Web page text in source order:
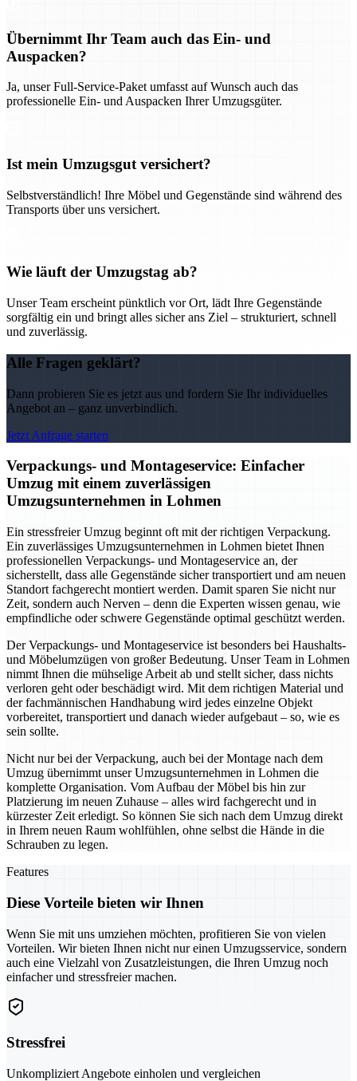
Übernimmt Ihr Team auch das Ein- und
Auspacken?
Ja, unser Full-Service-Paket umfasst auf Wunsch auch das
professionelle Ein- und Auspacken Ihrer Umzugsgüter.
Ist mein Umzugsgut versichert?
Selbstverständlich! Ihre Möbel und Gegenstände sind während des
Transports über uns versichert.
Wie läuft der Umzugstag ab?
Unser Team erscheint pünktlich vor Ort, lädt Ihre Gegenstände
sorgfältig ein und bringt alles sicher ans Ziel – strukturiert, schnell
und zuverlässig.
Alle Fragen geklärt?
Dann probieren Sie es jetzt aus und fordern Sie Ihr individuelles
Angebot an – ganz unverbindlich.
Jetzt Anfrage starten
Verpackungs- und Montageservice: Einfacher
Umzug mit einem zuverlässigen
Umzugsunternehmen in Lohmen
Ein stressfreier Umzug beginnt oft mit der richtigen Verpackung.
Ein zuverlässiges Umzugsunternehmen in Lohmen bietet Ihnen
professionellen Verpackungs- und Montageservice an, der
sicherstellt, dass alle Gegenstände sicher transportiert und am neuen
Standort fachgerecht montiert werden. Damit sparen Sie nicht nur
Zeit, sondern auch Nerven – denn die Experten wissen genau, wie
empfindliche oder schwere Gegenstände optimal geschützt werden.
Der Verpackungs- und Montageservice ist besonders bei Haushalts-
und Möbelumzügen von großer Bedeutung. Unser Team in Lohmen
nimmt Ihnen die mühselige Arbeit ab und stellt sicher, dass nichts
verloren geht oder beschädigt wird. Mit dem richtigen Material und
der fachmännischen Handhabung wird jedes einzelne Objekt
vorbereitet, transportiert und danach wieder aufgebaut – so, wie es
sein sollte.
Nicht nur bei der Verpackung, auch bei der Montage nach dem
Umzug übernimmt unser Umzugsunternehmen in Lohmen die
komplette Organisation. Vom Aufbau der Möbel bis hin zur
Platzierung im neuen Zuhause – alles wird fachgerecht und in
kürzester Zeit erledigt. So können Sie sich nach dem Umzug direkt
in Ihrem neuen Raum wohlfühlen, ohne selbst die Hände in die
Schrauben zu legen.
Features
Diese Vorteile bieten wir Ihnen
Wenn Sie mit uns umziehen möchten, profitieren Sie von vielen
Vorteilen. Wir bieten Ihnen nicht nur einen Umzugsservice, sondern
auch eine Vielzahl von Zusatzleistungen, die Ihren Umzug noch
einfacher und stressfreier machen.
Stressfrei
Unkompliziert Angebote einholen und vergleichen